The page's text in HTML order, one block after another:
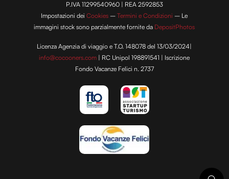
P.IVA 11299540960 | REA 2592853
Impostazioni deiCookies –Termini e Condizioni – Le
immagini stock sono parzialmente fornite da DepositPhotos
Licenza Agenzia di viaggio e T.O. 148078 del 13/03/2024|
info@cocooners.com | RC Unipol 198891541 | Iscrizione
Fondo Vacanze Felici n. 2737